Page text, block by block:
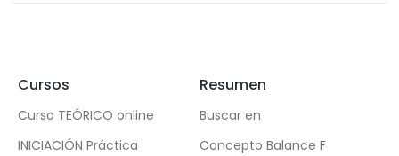
Cursos
Curso TEÓRICO online
INICIACIÓN Práctica
Resumen
Buscar en
Concepto Balance F